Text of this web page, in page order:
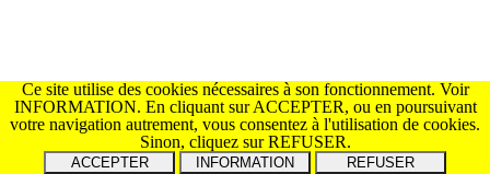
Ce site utilise des cookies nécessaires à son fonctionnement. Voir
INFORMATION. En cliquant sur ACCEPTER, ou en poursuivant
votre navigation autrement, vous consentez à l'utilisation de cookies.
Sinon, cliquez sur REFUSER.
INFORMATION